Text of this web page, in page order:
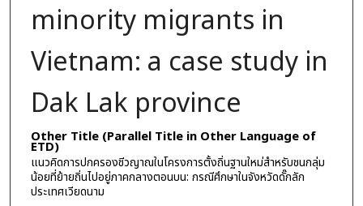
minority migrants in
Vietnam: a case study in
Dak Lak province
Other Title (Parallel Title in Other Language of
ETD)
แนวคิดการปกครองชีวญาณในโครงการตั้งถิ่นฐานใหม่สำหรับชนกลุ่ม
น้อยที่ย้ายถิ่นไปอยู่ภาคกลางตอนบน: กรณีศึกษาในจังหวัดดั๊กลัก
ประเทศเวียดนาม